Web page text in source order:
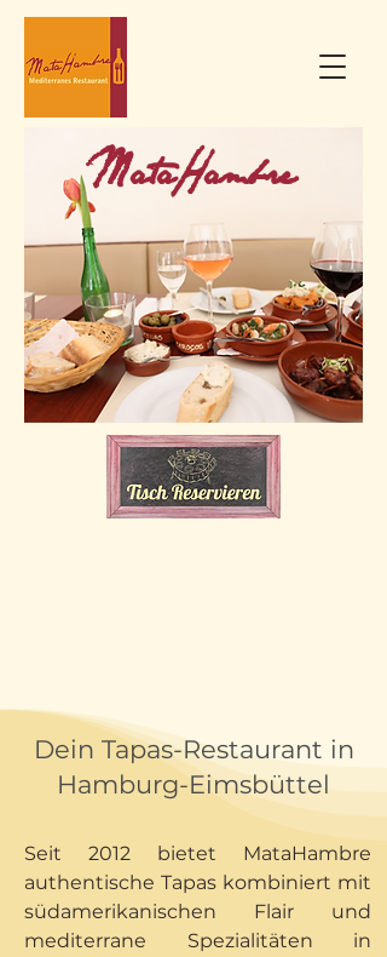
MataHambre
Dein Tapas-Restaurant in
Hamburg-Eimsbüttel
Seit 2012 bietet MataHambre
authentische Tapas kombiniert mit
südamerikanischen Flair und
mediterrane Spezialitäten in